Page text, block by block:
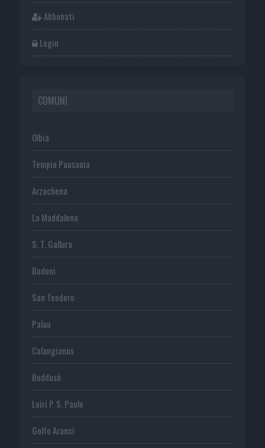
Abbonati
Login
COMUNI
Olbia
Tempio Pausania
Arzachena
La Maddalena
S. T. Gallura
Budoni
San Teodoro
Palau
Calangianus
Buddusò
Loiri P. S. Paolo
Golfo Aranci